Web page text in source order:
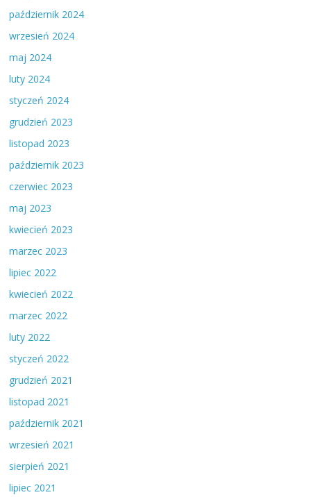
październik 2024
wrzesień 2024
maj 2024
luty 2024
styczeń 2024
grudzień 2023
listopad 2023
październik 2023
czerwiec 2023
maj 2023
kwiecień 2023
marzec 2023
lipiec 2022
kwiecień 2022
marzec 2022
luty 2022
styczeń 2022
grudzień 2021
listopad 2021
październik 2021
wrzesień 2021
sierpień 2021
lipiec 2021